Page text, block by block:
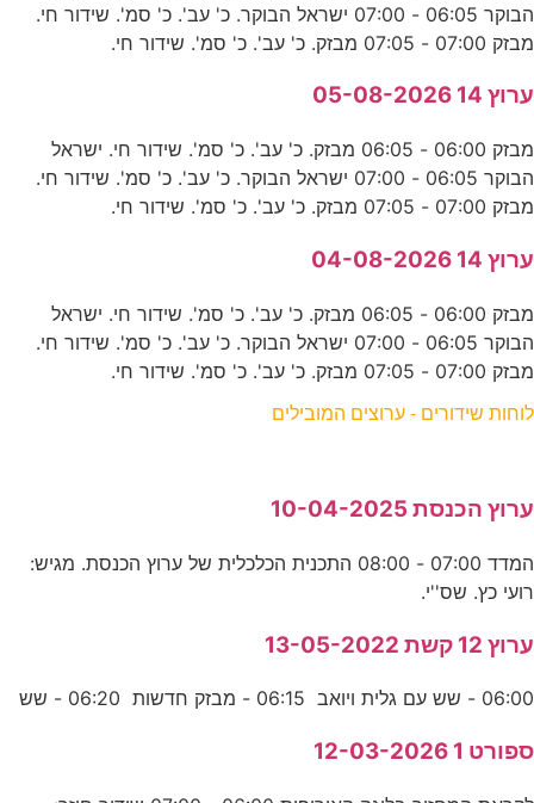
הבוקר 06:05 - 07:00 ישראל הבוקר. כ' עב'. כ' סמ'. שידור חי.
מבזק 07:00 - 07:05 מבזק. כ' עב'. כ' סמ'. שידור חי.
ערוץ 14 05-08-2026
מבזק 06:00 - 06:05 מבזק. כ' עב'. כ' סמ'. שידור חי. ישראל
הבוקר 06:05 - 07:00 ישראל הבוקר. כ' עב'. כ' סמ'. שידור חי.
מבזק 07:00 - 07:05 מבזק. כ' עב'. כ' סמ'. שידור חי.
ערוץ 14 04-08-2026
מבזק 06:00 - 06:05 מבזק. כ' עב'. כ' סמ'. שידור חי. ישראל
הבוקר 06:05 - 07:00 ישראל הבוקר. כ' עב'. כ' סמ'. שידור חי.
מבזק 07:00 - 07:05 מבזק. כ' עב'. כ' סמ'. שידור חי.
לוחות שידורים - ערוצים המובילים
ערוץ הכנסת 10-04-2025
המדד 07:00 - 08:00 התכנית הכלכלית של ערוץ הכנסת. מגיש:
רועי כץ. שס''י.
ערוץ 12 קשת 13-05-2022
06:00 - שש עם גלית ויואב 06:15 - מבזק חדשות 06:20 - שש
ספורט 1 12-03-2026